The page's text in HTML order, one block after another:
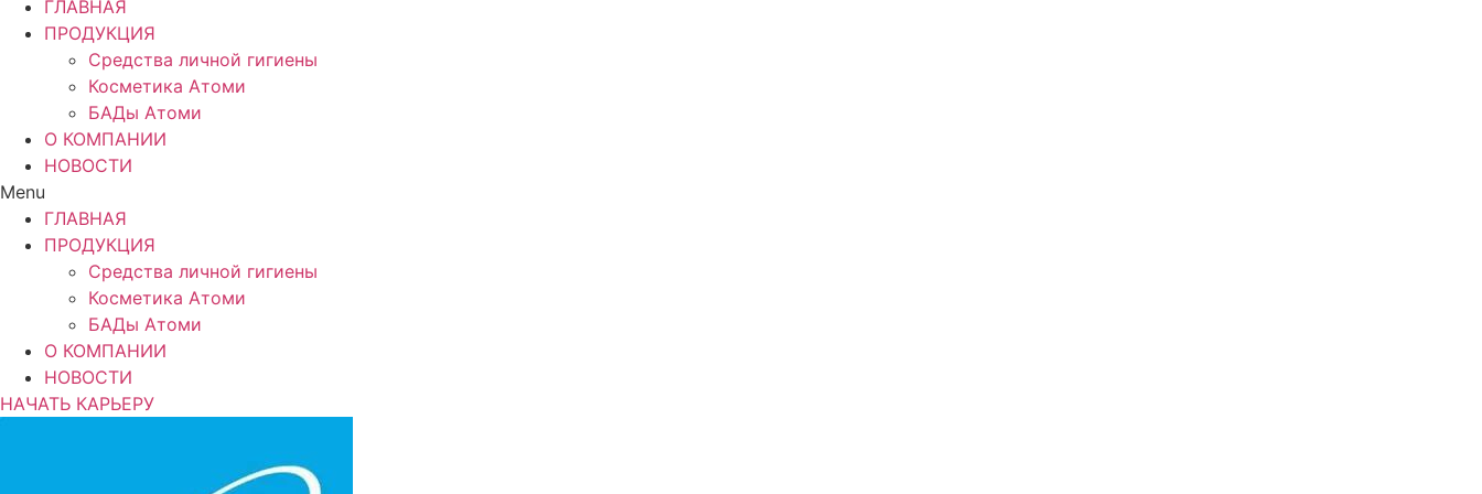
ГЛАВНАЯ
ПРОДУКЦИЯ
Средства личной гигиены
Косметика Атоми
БАДы Атоми
О КОМПАНИИ
НОВОСТИ
Menu
ГЛАВНАЯ
ПРОДУКЦИЯ
Средства личной гигиены
Косметика Атоми
БАДы Атоми
О КОМПАНИИ
НОВОСТИ
НАЧАТЬ КАРЬЕРУ